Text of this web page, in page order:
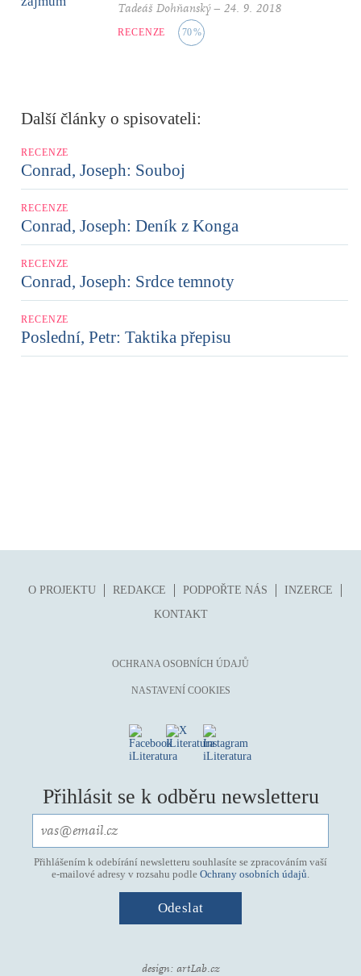
Tadeáš Dohňanský – 24. 9. 2018
RECENZE 70%
Další články o spisovateli:
RECENZE
Conrad, Joseph: Souboj
RECENZE
Conrad, Joseph: Deník z Konga
RECENZE
Conrad, Joseph: Srdce temnoty
RECENZE
Poslední, Petr: Taktika přepisu
O PROJEKTU REDAKCE PODPOŘTE NÁS
INZERCE
KONTAKT
OCHRANA OSOBNÍCH ÚDAJŮ
NASTAVENÍ COOKIES
Přihlásit se k odběru newsletteru
Přihlášením k odebírání newsletteru souhlasíte se zpracováním vaší
e-mailové adresy v rozsahu podle Ochrany osobních údajů
design: artLab.cz